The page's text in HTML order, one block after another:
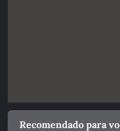
Recomendado para